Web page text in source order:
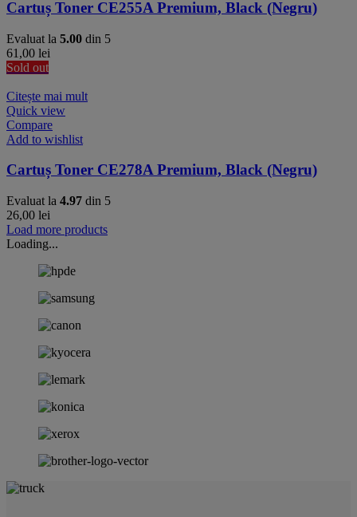
Cartuș Toner CE255A Premium, Black (Negru)
Evaluat la 5.00 din 5
61,00 lei
Sold out
Citește mai mult
Quick view
Compare
Add to wishlist
Cartuș Toner CE278A Premium, Black (Negru)
Evaluat la 4.97 din 5
26,00 lei
Load more products
Loading...